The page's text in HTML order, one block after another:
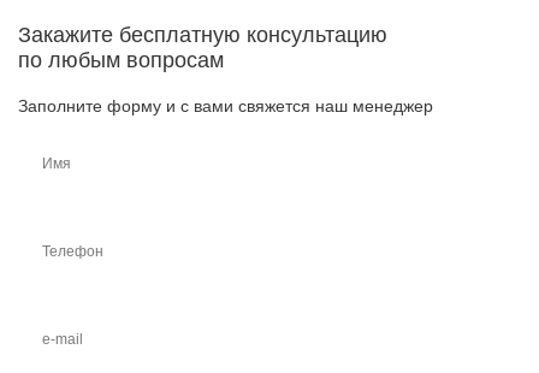
Закажите бесплатную консультацию
по любым вопросам
Заполните форму и с вами свяжется наш менеджер